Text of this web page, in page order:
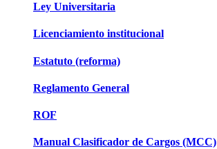
Ley Universitaria
Licenciamiento institucional
Estatuto (reforma)
Reglamento General
ROF
Manual Clasificador de Cargos (MCC)